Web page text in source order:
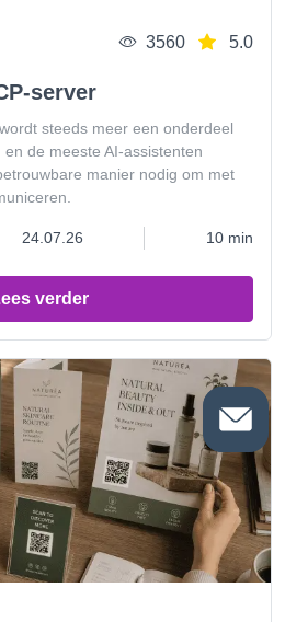
3560 5.0
server
steeds meer een onderdeel
de meeste AI-assistenten
manier nodig om met
24.07.26 10 min
verder